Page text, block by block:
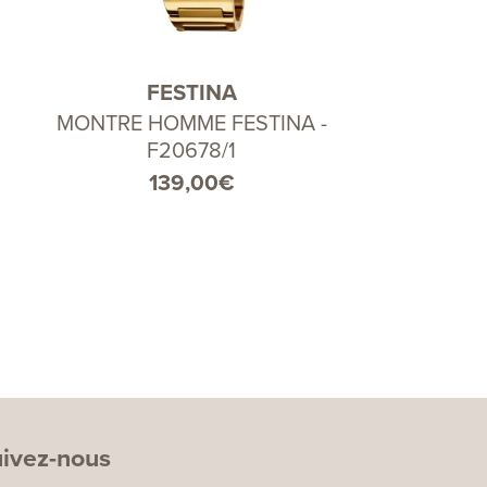
FESTINA
MONTRE HOMME FESTINA -
F20678/1
139,00€
nous